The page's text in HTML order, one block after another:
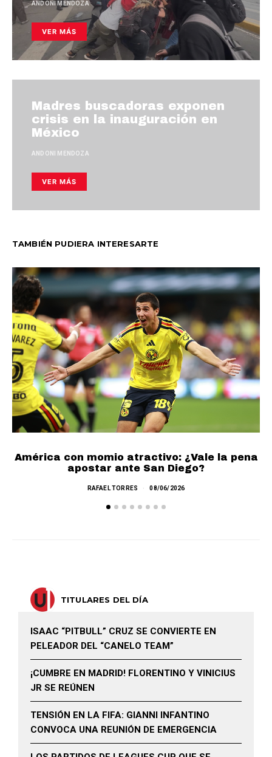
ANDONI MENDOZA
VER MÁS
Madres buscadoras exponen
crisis en la inauguración en
México
ANDONI MENDOZA
VER MÁS
TAMBIÉN PUDIERA INTERESARTE
América con momio atractivo: ¿Vale la pena
apostar ante San Diego?
RAFAEL TORRES 08/06/2026
TITULARES DEL DÍA
ISAAC “PITBULL” CRUZ SE CONVIERTE EN
PELEADOR DEL “CANELO TEAM”
¡CUMBRE EN MADRID! FLORENTINO Y VINICIUS
JR SE REÚNEN
TENSIÓN EN LA FIFA: GIANNI INFANTINO
CONVOCA UNA REUNIÓN DE EMERGENCIA